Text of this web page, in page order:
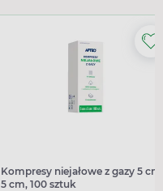
Kompresy niejałowe z gazy 5 cm
5 cm, 100 sztuk